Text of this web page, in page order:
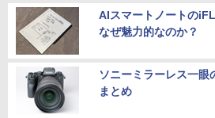
AIスマートノートの
なぜ魅力的なのか？
ソニーミラーレス一眼
まとめ